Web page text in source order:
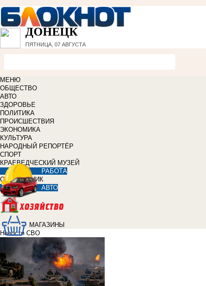
ДОНЕЦК
ПЯТНИЦА, 07 АВГУСТА
МЕНЮ
ОБЩЕСТВО
АВТО
ЗДОРОВЬЕ
ПОЛИТИКА
ПРОИСШЕСТВИЯ
ЭКОНОМИКА
КУЛЬТУРА
НАРОДНЫЙ РЕПОРТЁР
СПОРТ
КРАЕВЕДЧЕСКИЙ МУЗЕЙ
РАБОТА
СПРАВОЧНИК
АВТО
МАГАЗИНЫ
Новости СВО